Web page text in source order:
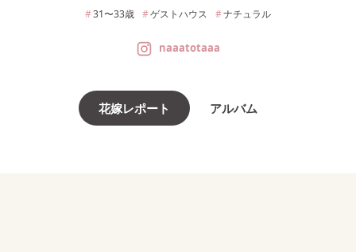
31〜33歳 ゲストハウス ナチュラル
naaatotaaa
花嫁レポート アルバム